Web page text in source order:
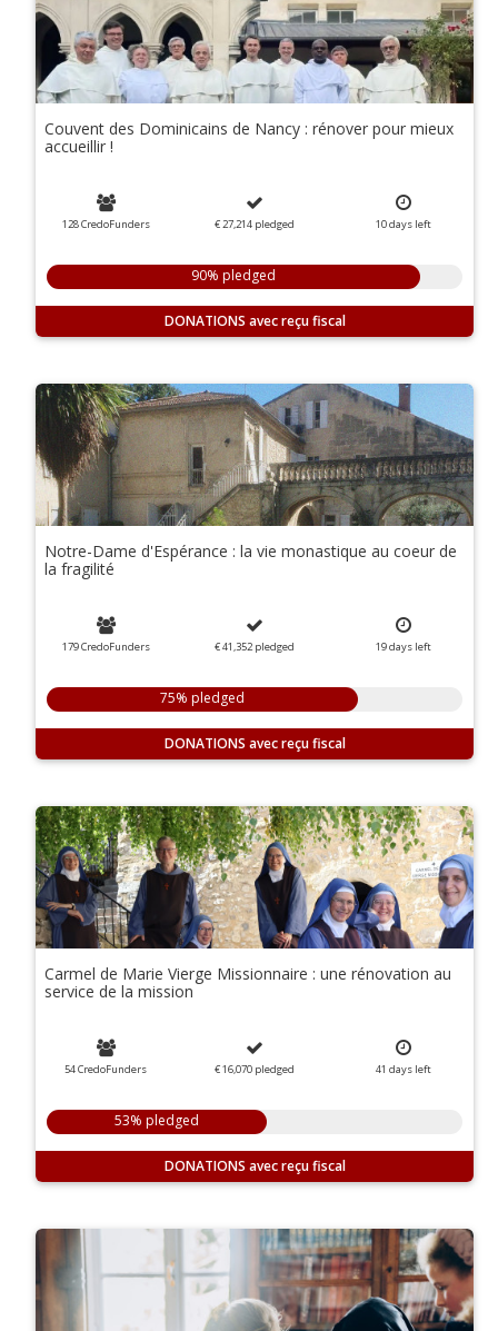
Couvent des Dominicains de Nancy : rénover pour mieux
accueillir !
128 CredoFunders € 27,214 pledged 10daysleft
90% pledged
DONATIONS
Notre-Dame d'Espérance : la vie monastique au coeur de
la fragilité
179 CredoFunders € 41,352pledged 19daysleft
75% pledged
DONATIONS
Carmel de Marie Vierge Missionnaire : une rénovation au
service de la mission
54 CredoFunders € 16,070 pledged 41 daysleft
53% pledged
DONATIONS